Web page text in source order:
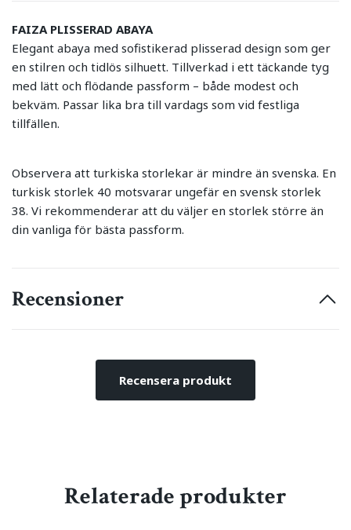
FAIZA PLISSERAD ABAYA
Elegant abaya med sofistikerad plisserad design som ger
en stilren och tidlös silhuett. Tillverkad i ett täckande tyg
med lätt och flödande passform – både modest och
bekväm. Passar lika bra till vardags som vid festliga
tillfällen.
Observera att turkiska storlekar är mindre än svenska. En
turkisk storlek 40 motsvarar ungefär en svensk storlek
38. Vi rekommenderar att du väljer en storlek större än
din vanliga för bästa passform.
Recensioner
Recensera produkt
Relaterade produkter